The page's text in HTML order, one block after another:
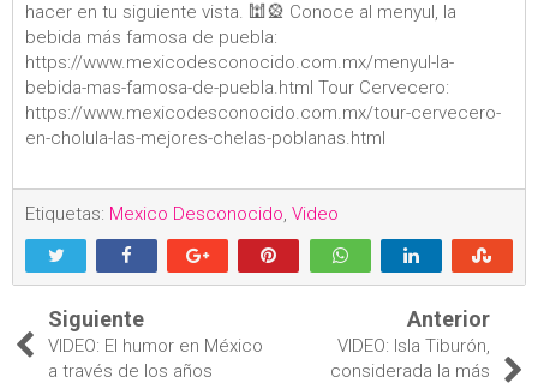
hacer en tu siguiente vista. 🕍🎡 Conoce al menyul, la
bebida más famosa de puebla:
https://www.mexicodesconocido.com.mx/menyul-la-
bebida-mas-famosa-de-puebla.html Tour Cervecero:
https://www.mexicodesconocido.com.mx/tour-cervecero-
en-cholula-las-mejores-chelas-poblanas.html
Etiquetas: Mexico Desconocido, Video
Siguiente
VIDEO: El humor en México
a través de los años
Anterior
VIDEO: Isla Tiburón,
considerada la más